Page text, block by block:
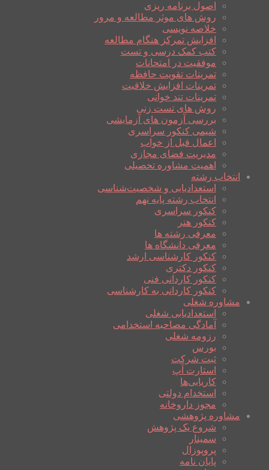
اصول برنامه ریزی
روش های موثر مطالعه و مرور
خلاصه نویسی
افزایش تمرکز هنگام مطالعه
کتب کمک درسی و تست
موفقیت در امتحانات
تمرینات تقویت حافظه
تمرینات افزایش خلاقیت
تمرینات تند خوانی
روش های تست زنی
بررسی آزمون های آزمایشی
شیمی کنکور سراسری
اعمال قبل از خواب
مدیریت فضای مجازی
اهمیت مشاوره تحصیلی
انتخاب رشته
استعدادیابی و شخصیت‌شناسی
انتخاب رشته پایه نهم
کنکور سراسری
کنکور هنر
معرفی رشته ها
معرفی دانشگاه ها
کنکور کارشناسی ارشد
کنکور دکتری
کنکور کاردانی فنی
کنکور کاردانی به کارشناسی
مشاوره شغلی
استعدادیابی شغلی
آمادگی مصاحبه استخدامی
رزومه شغلی
بورس
ثبت شرکت
استارت آپ
کاریابی‌ها
استخدام دولتی
مجوز داروخانه
مشاوره پژوهشی
شروع یک پژوهش
سمینار
پروپوزال
پایان نامه